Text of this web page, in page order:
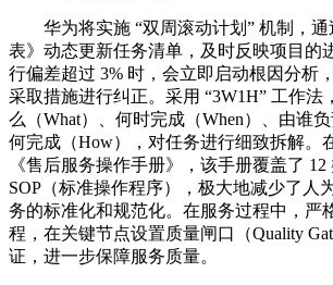
华为将实施 “双周滚动计划” 机制，
表》动态更新任务清单，及时反映项目的
行偏差超过 3% 时，会立即启动根因分析
采取措施进行纠正。采用 “3W1H” 工作法
么（What）、何时完成（When）、由谁
何完成（How），对任务进行细致拆解。
《售后服务操作手册》，该手册覆盖了 12
SOP（标准操作程序），极大地减少了人
务的标准化和规范化。在服务过程中，严
程，在关键节点设置质量闸口（Quality
证，进一步保障服务质量。